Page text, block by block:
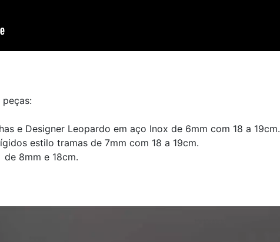
e Designer Leopardo em aço Inox de 6mm com 18 a 19cm.
estilo tramas de 7mm com 18 a 19cm.
8mm e 18cm.